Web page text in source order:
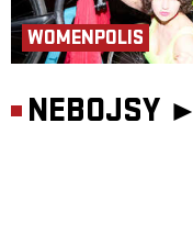
WOMENPOLIS
NEBOJSY ►